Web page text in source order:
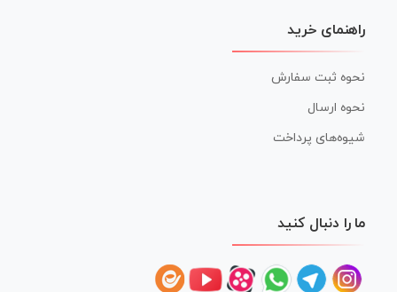
راهنمای خرید
نحوه ثبت سفارش
نحوه ارسال
شیوه‌های پرداخت
ما را دنبال کنید